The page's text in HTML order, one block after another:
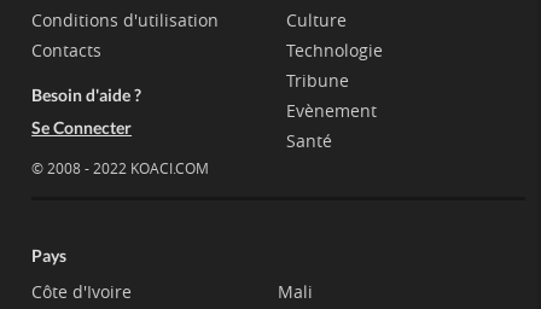
Conditions d'utilisation
Contacts
Besoin d'aide ?
Se Connecter
© 2008 - 2022 KOACI.COM
Culture
Technologie
Tribune
Evènement
Santé
Pays
Côte d'Ivoire
Mali